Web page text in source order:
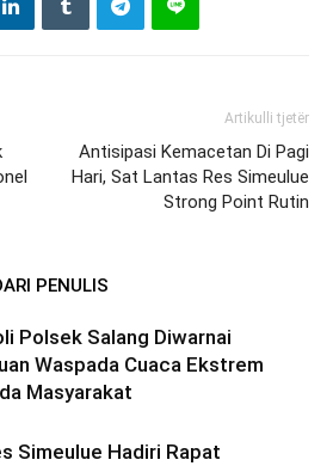
Artikulli tjetër
Antisipasi Kemacetan Di Pagi
Hari, Sat Lantas Res Simeulue
Strong Point Rutin
PENULIS
Polsek Salang Diwarnai
Waspada Cuaca Ekstrem
Masyarakat
Simeulue Hadiri Rapat